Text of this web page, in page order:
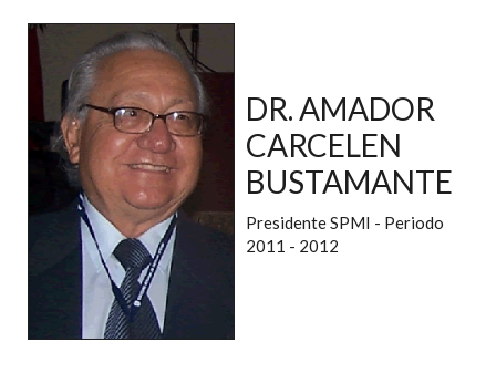
DR. AMADOR
CARCELEN
BUSTAMANTE
Presidente SPMI - Periodo
2011 - 2012